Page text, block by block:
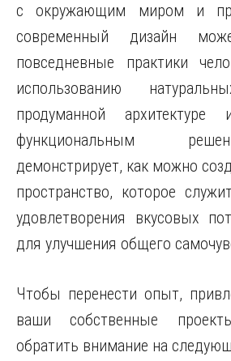
с окружающим миром и
современный дизайн
повседневные практики
использованию
продуманной архитектуре
функциональным
демонстрирует, как можно
пространство, которое
удовлетворения вкусовых
для улучшения общего
Чтобы перенести опыт,
ваши собственные
обратить внимание на